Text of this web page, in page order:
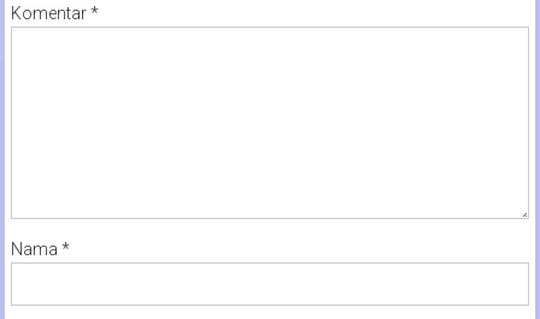
Komentar*
Nama *